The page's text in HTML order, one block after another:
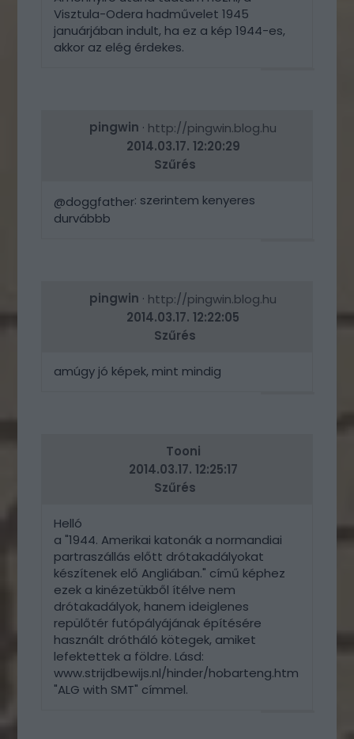
Visztula-Odera hadművelet 1945
januárjában indult, ha ez a kép 1944-es,
akkor az elég érdekes.
pingwin · http://pingwin.blog.hu
2014.03.17. 12:20:29
Szűrés
@doggfather: szerintem kenyeres
durvábbb
pingwin · http://pingwin.blog.hu
2014.03.17. 12:22:05
Szűrés
amúgy jó képek, mint mindig
Tooni
2014.03.17. 12:25:17
Szűrés
Helló
a "1944. Amerikai katonák a normandiai
partraszállás előtt drótakadályokat
készítenek elő Angliában." című képhez
ezek a kinézetükből ítélve nem
drótakadályok, hanem ideiglenes
repülőtér futópályájának építésére
használt drótháló kötegek, amiket
lefektettek a földre. Lásd:
www.strijdbewijs.nl/hinder/hobarteng.htm
"ALG with SMT" címmel.